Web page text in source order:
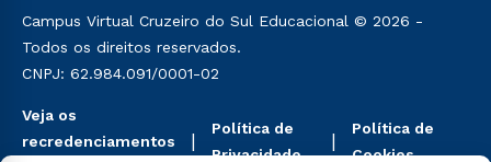
mencionadas são referentes aos cursos: Ensino
Religioso, Geografia para a Docência e Metodologia
do Ensino de História: Questões Atuais.
Campus Virtual Cruzeiro do Sul Educacional © 2026 -
Todos os direitos reservados.
CNPJ: 62.984.091/0001-02
Veja os
recredenciamentos
Política de
Privacidade
Política de
Cookies